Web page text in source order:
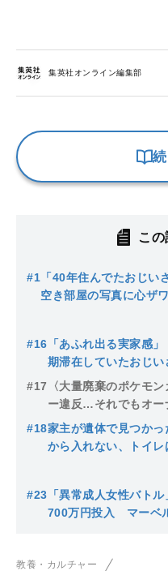
集英社オンライン編集部
こ
#1 「40年住んでたおじい
空き部屋の写真に心ザ
くる」「え、事故物件
#16 「あふれ出る実家感
期滞在していたおじ
カスタマイズに感動の
#17 〈大量廃棄のポケモ
ー違反…それでもオー
#18家主が遺体で見つか
から入れない、トイ
#23 「異常成人女性バト
700万円投入 マーベ
教養・カルチャー